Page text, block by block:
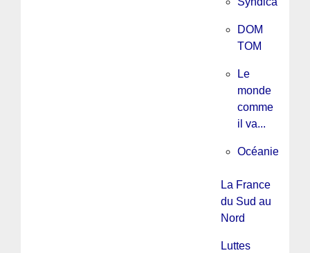
DOM
TOM
Le
monde
comme
il va...
Océanie
La France
du Sud au
Nord
Luttes